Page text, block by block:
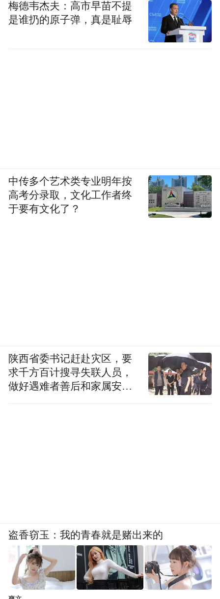
梅德韦杰夫：高市早苗不提
是谁扔的原子弹，真是耻辱
中传多个艺术类专业明年按
高考分录取，文化工作者终
于要有文化了？
陕西省委书记赶赴灾区，要
求千方百计搜寻失联人员，
做好遇难者善后和家属安抚
盗香窃玉：我的青春就是赌出来的